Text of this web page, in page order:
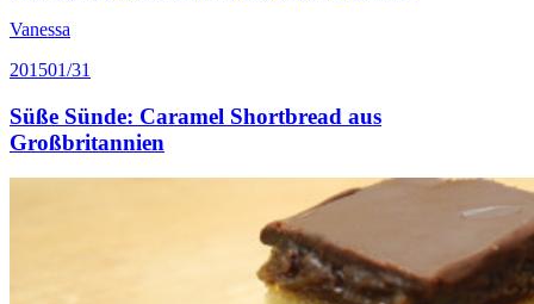
Vanessa
201501/31
Süße Sünde: Caramel Shortbread aus
Großbritannien